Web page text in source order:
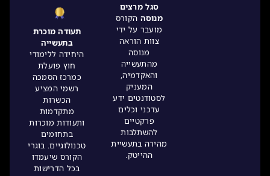
סגל מרצים
מנוסה הקורס
מועבר על ידי
צוות הוראה
מנוסה
מהתעשייה
והאקדמיה,
המעניק
לסטודנטים ידע
עדכני וכלים
פרקטיים
להשתלבות
מהירה בתעשיית
ההייטק.
תעודה מוכרת
בתעשייה
היחידה ללימודי
חוץ פועלת
כמרכז הסמכה
רשמי המציע
הכשרות
מתקדמות
ותעודות מוכרות
בתחומים
טכנולוגיים. בוגרי
הקורס שיעמדו
בכל הדרישות